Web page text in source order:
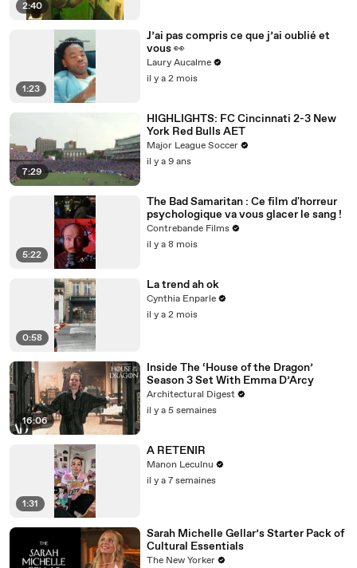
2:40
1:23
J’ai pas compris ce que j’ai oublié et
vous 👀
Laury Aucalme
il y a 2 mois
7:29
HIGHLIGHTS: FC Cincinnati 2-3 New
York Red Bulls AET
Major League Soccer
il y a 9 ans
5:22
The Bad Samaritan : Ce film d'horreur
psychologique va vous glacer le sang !
Contrebande Films
il y a 8 mois
0:58
La trend ah ok
Cynthia Enparle
il y a 2 mois
16:06
Inside The ‘House of the Dragon’
Season 3 Set With Emma D’Arcy
Architectural Digest
il y a 5 semaines
1:31
A RETENIR
Manon Leculnu
il y a 7 semaines
Sarah Michelle Gellar’s Starter Pack of
Cultural Essentials
The New Yorker